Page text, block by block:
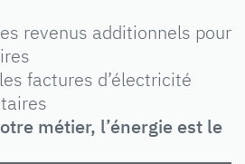
revenus additionnels pour
factures d’électricité
métier, l’énergie est le